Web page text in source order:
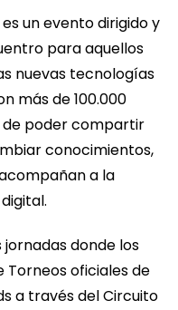
un evento dirigido y
para aquellos
nuevas tecnologías
más de 100.000
de poder compartir
conocimientos,
a la
jornadas donde los
oficiales de
a través del Circuito